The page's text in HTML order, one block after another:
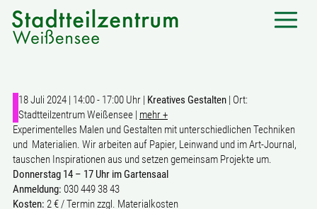
18 Juli 2024 | 14:00 - 17:00 Uhr | Kreatives Gestalten | Ort:
Stadtteilzentrum Weißensee | mehr +
Experimentelles Malen und Gestalten mit unterschiedlichen Techniken
und Materialien. Wir arbeiten auf Papier, Leinwand und im Art-Journal,
tauschen Inspirationen aus und setzen gemeinsam Projekte um.
Donnerstag 14 – 17 Uhr im Gartensaal
Anmeldung: 030 449 38 43
Kosten: 2 € / Termin zzgl. Materialkosten